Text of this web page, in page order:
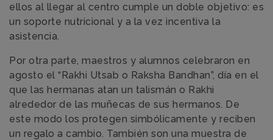
ellos al llegar al centro cumple un doble objetivo: es
un soporte nutricional y a la vez incentiva la
asistencia.
Por otra parte, maestros y alumnos celebraron en
agosto el “Rakhi Utsab o Raksha Bandhan”, día en el
que las hermanas atan un talismán o Rakhi
alrededor de las muñecas de sus hermanos. De
este modo los protegen simbólicamente y reciben
un regalo a cambio. También son una muestra de